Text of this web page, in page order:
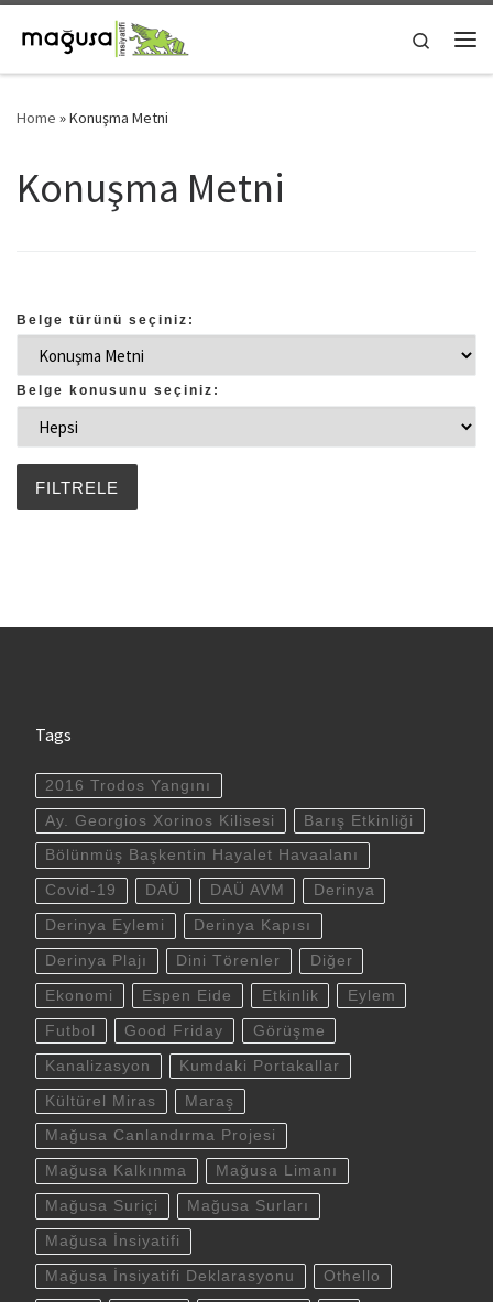
Skip to content
Search
Home »Konuşma Metni
Konuşma Metni
Belge türünü seçiniz:
Belge konusunu seçiniz:
Tags
2016 Trodos Yangını
Ay. Georgios Xorinos Kilisesi Barış Etkinliği
Bölünmüş Başkentin Hayalet Havaalanı
Covid-19 DAÜ DAÜ AVM Derinya
Derinya Eylemi Derinya Kapısı
Derinya Plajı Dini Törenler Diğer
Ekonomi Espen Eide Etkinlik Eylem
Futbol Good Friday Görüşme
Kanalizasyon Kumdaki Portakallar
Kültürel Miras Maraş
Mağusa Canlandırma Projesi
Mağusa Kalkınma Mağusa Limanı
Mağusa Suriçi Mağusa Surları
Mağusa İnsiyatifi
Mağusa İnsiyatifi Deklarasyonu Othello